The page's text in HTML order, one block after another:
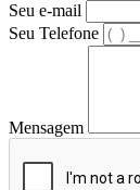
Seu e-mail
Seu Telefone
Mensagem